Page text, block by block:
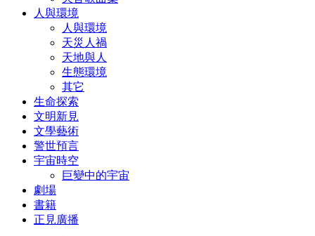
人與環境
人與環境
天災人禍
天地與人
生態環境
其它
生命探索
文明新見
文學藝術
警世預言
宇宙時空
巨變中的宇宙
劇場
書籍
正見廣播